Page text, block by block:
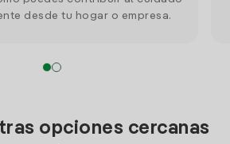
desde tu hogar o empresa.
opciones cercanas